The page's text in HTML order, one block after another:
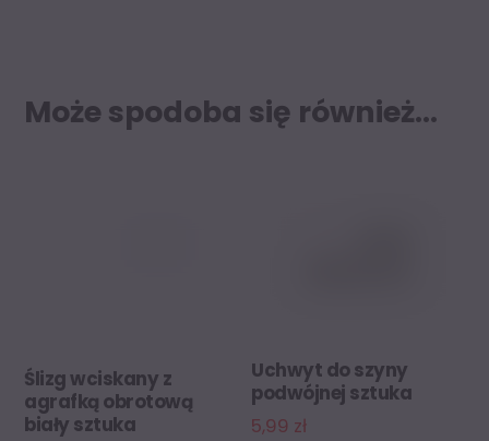
Może spodoba się również…
Ślizg wciskany z
agrafką obrotową
biały sztuka
Uchwyt do szyny
podwójnej sztuka
5,99 zł